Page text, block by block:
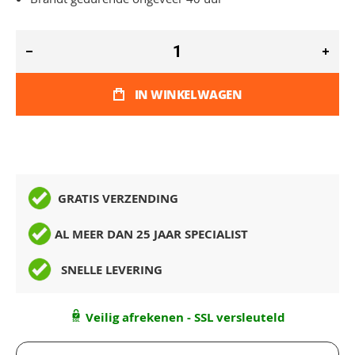
IN WINKELWAGEN
GRATIS VERZENDING
AL MEER DAN 25 JAAR SPECIALIST
SNELLE LEVERING
Veilig afrekenen - SSL versleuteld